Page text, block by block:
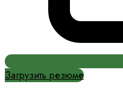
Загрузить резюме